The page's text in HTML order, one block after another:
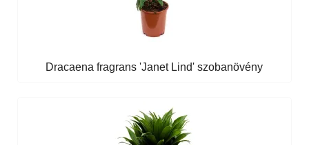
Dracaena fragrans 'Janet Lind' szobanövény